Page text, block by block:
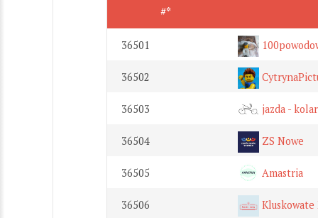
#*
36501
36502
36503 jazda -
36504 ZS Nowe
36505 Amastria
36506 Kluskowate